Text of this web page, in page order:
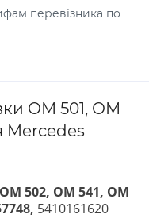
перевізника по
ОМ 501, ОМ
Mercedes
502, ОМ 541, ОМ
5410161620